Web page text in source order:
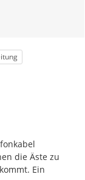
die Äste zu
Ein